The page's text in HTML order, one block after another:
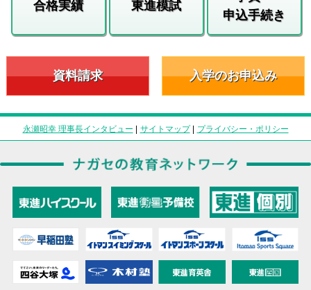
合格実績 東進模試
申込手続き
資料請求 入学のお申込み
永瀬昭幸 理事長インタビュー | サイトマップ| プライバシー・ポリシー